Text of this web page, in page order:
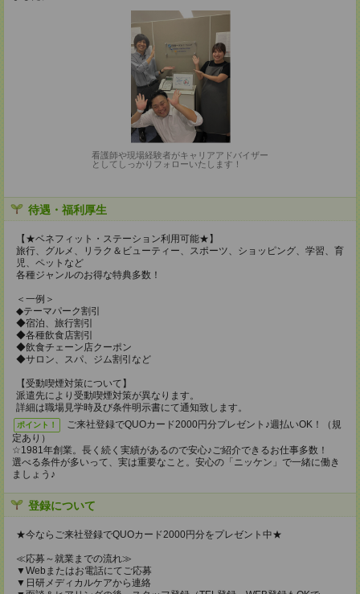
看護師や現場経験者がキャリアアドバイザー
としてしっかりフォローいたします！
待遇・福利厚生
【★ベネフィット・ステーション利用可能★】
旅行、グルメ、リラク＆ビューティー、スポーツ、ショッピング、学習、育
児、ペットなど
各種ジャンルのお得な特典多数！
＜一例＞
◆テーマパーク割引
◆宿泊、旅行割引
◆各種飲食店割引
◆飲食チェーン店クーポン
◆サロン、スパ、ジム割引など
【受動喫煙対策について】
派遣先により受動喫煙対策が異なります。
詳細は職場見学時及び条件明示書にて通知致します。
ポイント！
ご来社登録でQUOカード2000円分プレゼント♪週払いOK！（規
定あり）
☆1981年創業。長く続く実績があるので安心♪ご紹介できるお仕事多数！
選べる条件が多いって、実は重要なこと。安心の「ニッケン」で一緒に働き
ましょう♪
登録について
★今ならご来社登録でQUOカード2000円分をプレゼント中★
≪応募～就業までの流れ≫
▼Webまたはお電話にてご応募
▼日研メディカルケアから連絡